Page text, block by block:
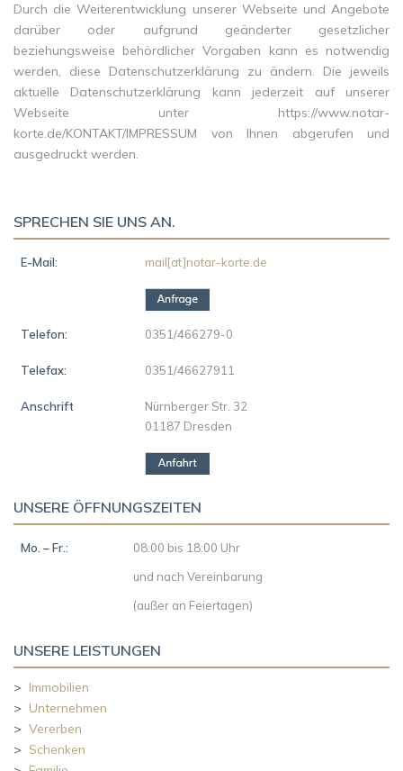
Durch die Weiterentwicklung unserer Webseite und Angebote
darüber oder aufgrund geänderter gesetzlicher
beziehungsweise behördlicher Vorgaben kann es notwendig
werden, diese Datenschutzerklärung zu ändern. Die jeweils
aktuelle Datenschutzerklärung kann jederzeit auf unserer
Webseite unter https://www.notar-
korte.de/KONTAKT/IMPRESSUM von Ihnen abgerufen und
ausgedruckt werden.
SPRECHEN SIE UNS AN.
E-Mail: mail[at]notar-korte.de
Telefon: 0351/466279-0
Telefax: 0351/46627911
Anschrift
Nürnberger Str. 32
01187 Dresden
UNSERE ÖFFNUNGSZEITEN
Mo. – Fr.:
08:00 bis 18:00 Uhr
und nach Vereinbarung
(außer an Feiertagen)
UNSERE LEISTUNGEN
> Immobilien
> Unternehmen
> Vererben
> Schenken